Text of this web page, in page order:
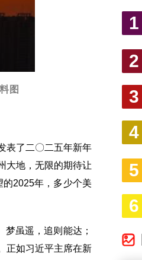
图
表了二〇二五年新年
大地，无限的期待让
2025年，多少个美
虽遥，追则能达；
正如习近平主席在新
1
2
3
4
5
6